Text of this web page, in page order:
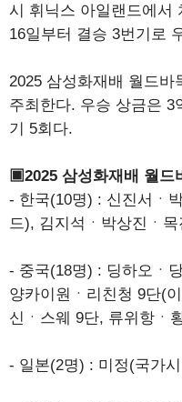
시 휘닉스 아일랜드에서
16일부터 결승 3번기로
2025 삼성화재배 월드
주최한다. 우승 상금은 3
기 5회다.
▣2025 삼성화재배 월드
- 한국(10명) : 신진서ㆍ
드), 김지석ㆍ박상진ㆍ
- 중국(18명) : 딩하오ㆍ
양카이원ㆍ리친청 9단(
신ㆍ스웨 9단, 류위항ㆍ
- 일본(2명) : 미정(국가